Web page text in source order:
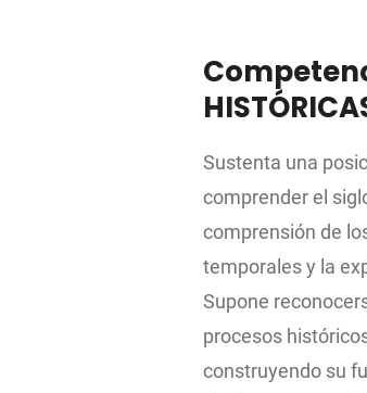
Sustenta una
comprender el
comprensión de
temporales y la
Supone
procesos
construyendo su